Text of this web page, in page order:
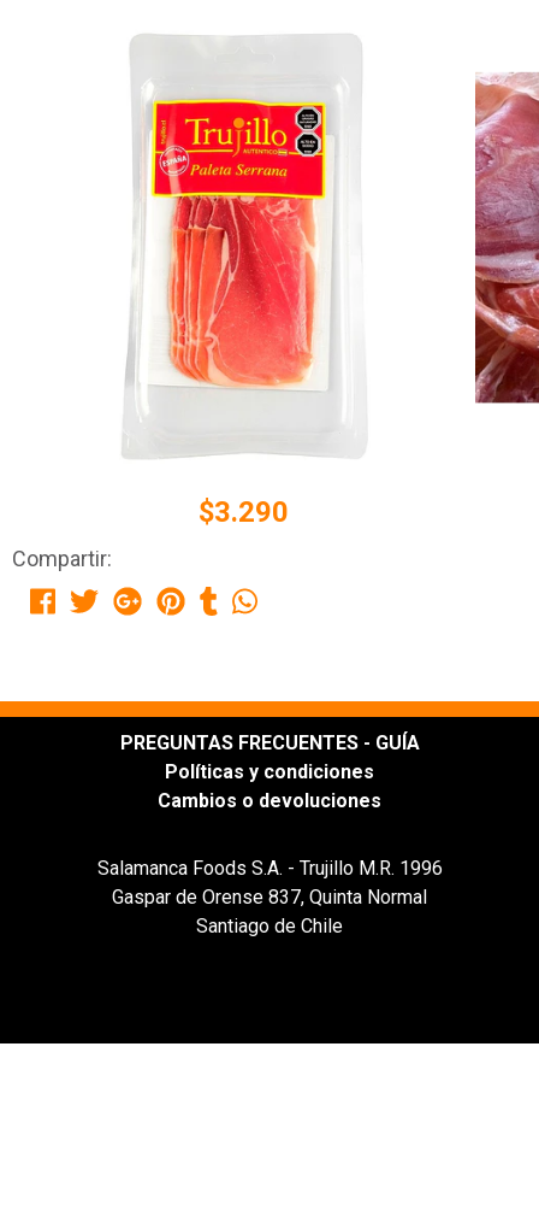
$3.290
Compartir:
PREGUNTAS FRECUENTES - GUÍA
Políticas y condiciones
Cambios o devoluciones
Salamanca Foods S.A. - Trujillo M.R. 1996
Gaspar de Orense 837, Quinta Normal
Santiago de Chile